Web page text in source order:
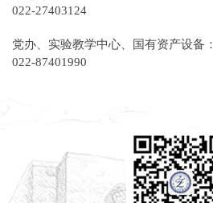
022-27403124
党办、实验教学中心、国有资产设备：
022-87401990